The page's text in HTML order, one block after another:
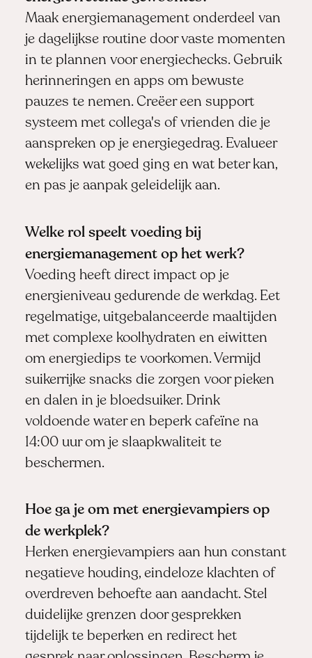
Maak energiemanagement onderdeel van
je dagelijkse routine door vaste momenten
in te plannen voor energiechecks. Gebruik
herinneringen en apps om bewuste
pauzes te nemen. Creëer een support
systeem met collega's of vrienden die je
aanspreken op je energiegedrag. Evalueer
wekelijks wat goed ging en wat beter kan,
en pas je aanpak geleidelijk aan.
Welke rol speelt voeding bij
energiemanagement op het werk?
Voeding heeft direct impact op je
energieniveau gedurende de werkdag. Eet
regelmatige, uitgebalanceerde maaltijden
met complexe koolhydraten en eiwitten
om energiedips te voorkomen. Vermijd
suikerrijke snacks die zorgen voor pieken
en dalen in je bloedsuiker. Drink
voldoende water en beperk cafeïne na
14:00 uur om je slaapkwaliteit te
beschermen.
Hoe ga je om met energievampiers op
de werkplek?
Herken energievampiers aan hun constant
negatieve houding, eindeloze klachten of
overdreven behoefte aan aandacht. Stel
duidelijke grenzen door gesprekken
tijdelijk te beperken en redirect het